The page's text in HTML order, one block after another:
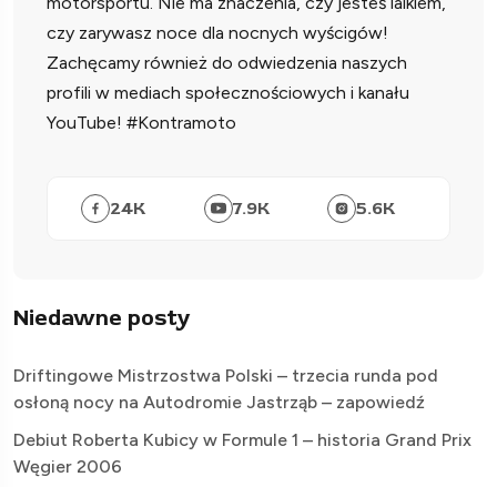
czy zarywasz noce dla nocnych wyścigów!
Zachęcamy również do odwiedzenia naszych
profili w mediach społecznościowych i kanału
YouTube! #Kontramoto
24K 7.9K 5.6K
Niedawne posty
Driftingowe Mistrzostwa Polski – trzecia runda pod
osłoną nocy na Autodromie Jastrząb – zapowiedź
Debiut Roberta Kubicy w Formule 1 – historia Grand Prix
Węgier 2006